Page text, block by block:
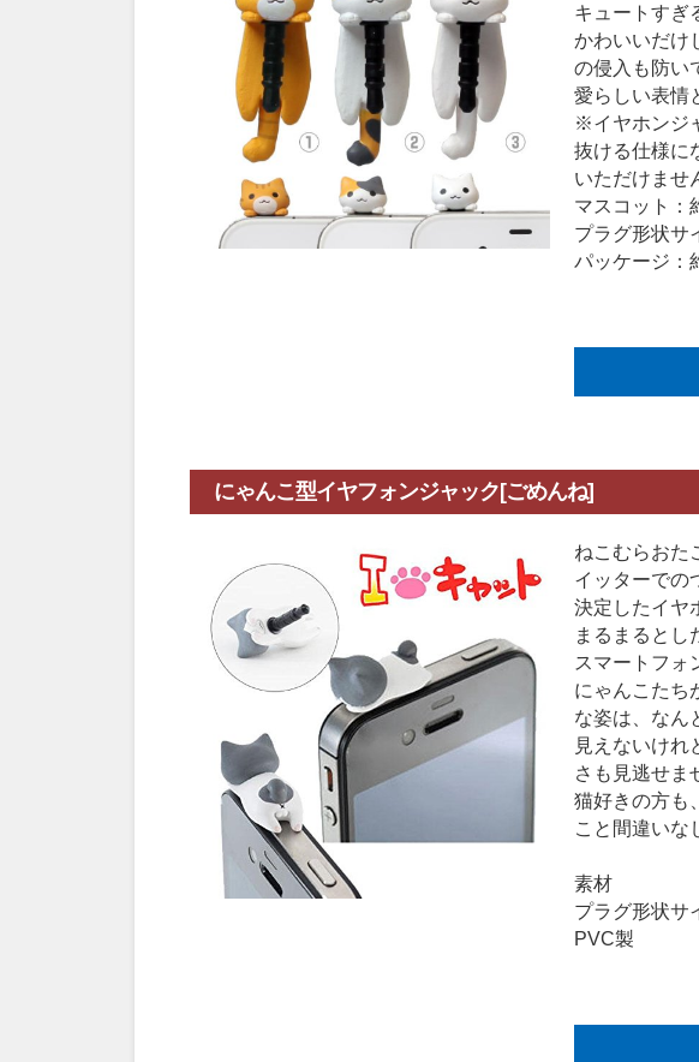
キュートすぎ
かわいいだけ
の侵入も防い
愛らしい表情
※イヤホンジ
抜ける仕様に
いただけませ
マスコット：
プラグ形状サ
パッケージ：
にゃんこ型イヤフォンジャック[ごめんね]
ねこむらおた
イッターでの
決定したイヤ
まるまるとし
スマートフォ
にゃんこたち
な姿は、なん
見えないけれ
さも見逃せま
猫好きの方も
こと間違いな
素材
プラグ形状サ
PVC製